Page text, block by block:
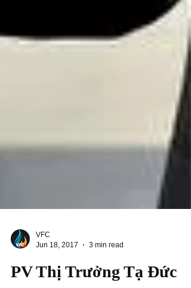
VFC
Jun 18, 2017
3 min read